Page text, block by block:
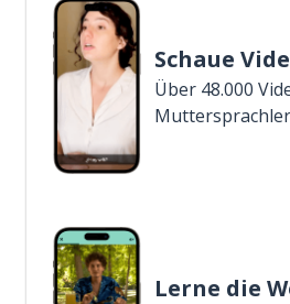
Schaue
Über 48.000
Lerne die